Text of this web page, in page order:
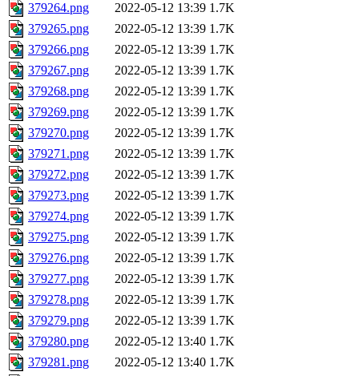
379264.png
2022-05-12 13:39 1.7K
379265.png
2022-05-12 13:39 1.7K
379266.png
2022-05-12 13:39 1.7K
379267.png
2022-05-12 13:39 1.7K
379268.png
2022-05-12 13:39 1.7K
379269.png
2022-05-12 13:39 1.7K
379270.png
2022-05-12 13:39 1.7K
379271.png
2022-05-12 13:39 1.7K
379272.png
2022-05-12 13:39 1.7K
379273.png
2022-05-12 13:39 1.7K
379274.png
2022-05-12 13:39 1.7K
379275.png
2022-05-12 13:39 1.7K
379276.png
2022-05-12 13:39 1.7K
379277.png
2022-05-12 13:39 1.7K
379278.png
2022-05-12 13:39 1.7K
379279.png
2022-05-12 13:39 1.7K
379280.png
2022-05-12 13:40 1.7K
379281.png
2022-05-12 13:40 1.7K